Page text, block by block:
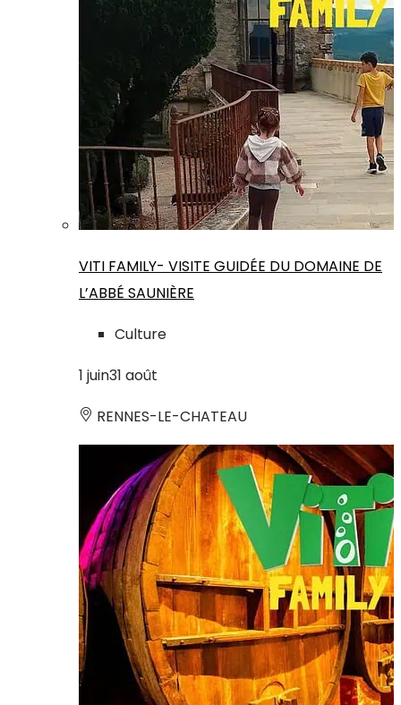
VITI FAMILY- VISITE GUIDÉE DU DOMAINE DE
L’ABBÉ SAUNIÈRE
Culture
1 juin31 août
RENNES-LE-CHATEAU